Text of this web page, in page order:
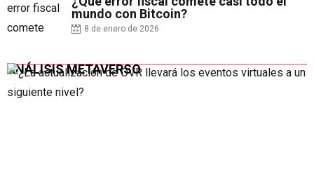
mundo con Bitcoin?
8 de enero de 2026
ANÁLISIS METAVERSO